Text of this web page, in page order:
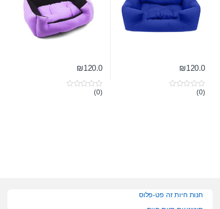
₪120.0
0(0)
₪120.0
0(0)
חנות חיות זה פט-פלוס